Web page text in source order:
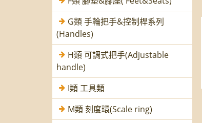
G類 手輪把手&控制桿系列
(Handles)
H類 可調式把手(Adjustable
handle)
I類 工具類
M類 刻度環(Scale ring)